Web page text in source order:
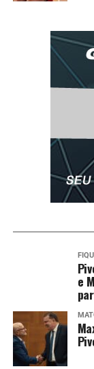
defesa
ativo dos
conservação
DEFESA – Ao
símbolo, o
brasileiro
qualificadas,
conhecimento
alimentar,
e